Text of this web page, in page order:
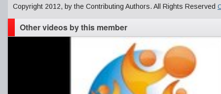
Copyright 2012, by the Contributing Authors. All Rights Reserved
Other videos by this member